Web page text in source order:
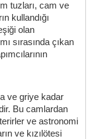
tuzları, cam ve
kullandığı
olan
sırasında çıkan
ve griye kadar
Bu camlardan
ve astronomi
ve kızılötesi